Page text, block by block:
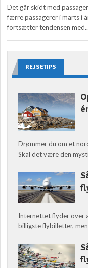
Det går skidt med
færre passagerer i marts i
fortsætter tendensen
REJSETIPS
Drømmer du om et
Skal det være den
Internettet flyder over
billigste flybilletter,